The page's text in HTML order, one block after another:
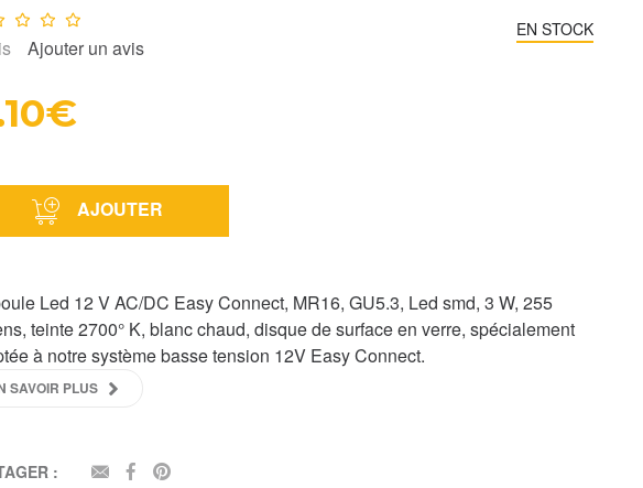
0/10
Ajouter un avis
EN STOCK
AJOUTER
Led 12 V AC/DC Easy Connect, MR16, GU5.3, Led smd, 3 W, 255
teinte 2700° K, blanc chaud, disque de surface en verre, spécialement
à notre système basse tension 12V Easy Connect.
SAVOIR PLUS
: EMAILFACEBOOK